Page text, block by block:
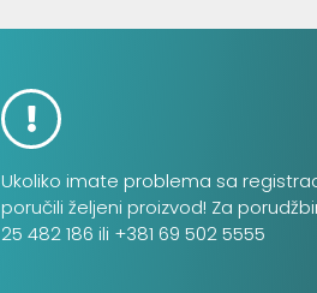
Ukoliko imate problema sa
poručili željeni proizvod! Za
25 482 186 ili +381 69 502 5555